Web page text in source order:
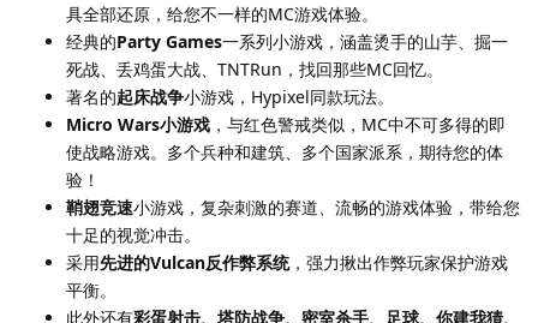
具全部还原，给您不一样的MC游戏体验。
经典的Party Games一系列小游戏，涵盖烫手的山芋、掘一
死战、丢鸡蛋大战、TNTRun，找回那些MC回忆。
著名的起床战争小游戏，Hypixel同款玩法。
Micro Wars小游戏 ，与红色警戒类似，MC中不可多得的即
使战略游戏。多个兵种和建筑、多个国家派系，期待您的体
验！
鞘翅竞速小游戏，复杂刺激的赛道、流畅的游戏体验，带给您
十足的视觉冲击。
采用先进的Vulcan反作弊系统，强力揪出作弊玩家保护游戏
平衡。
此外还有彩蛋射击、塔防战争、密室杀手、足球、你建我猜、